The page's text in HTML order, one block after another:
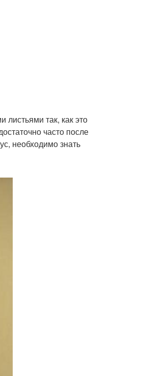
так, как это
часто после
необходимо знать